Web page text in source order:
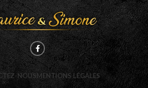
NOUSMENTIONS LÉGALES